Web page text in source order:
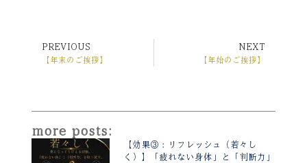
Prev
PREVIOUS
【年末のご挨拶】
NEXT
【年始のご挨拶】
more posts:
【効果③：リフレッシュ（若々し
く）】「疲れない身体」と「判断力」